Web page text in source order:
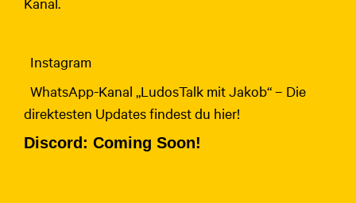
Instagram
WhatsApp-Kanal „LudosTalk mit Jakob“ – Die
direktesten Updates findest du hier!
Discord: Coming Soon!